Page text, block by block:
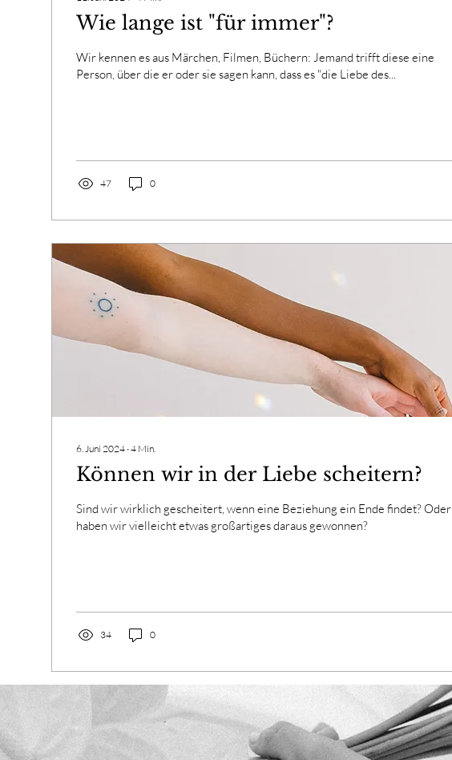
Wie lange ist "für immer"?
Wir kennen es aus Märchen, Filmen, Büchern: Jemand trifft diese eine
Person, über die er oder sie sagen kann, dass es "die Liebe des...
47 0
6. Juni 2024 ∙4 Min.
Können wir in der Liebe scheitern?
Sind wir wirklich gescheitert, wenn eine Beziehung ein Ende findet? Oder
haben wir vielleicht etwas großartiges daraus gewonnen?
34 0
Mehr laden